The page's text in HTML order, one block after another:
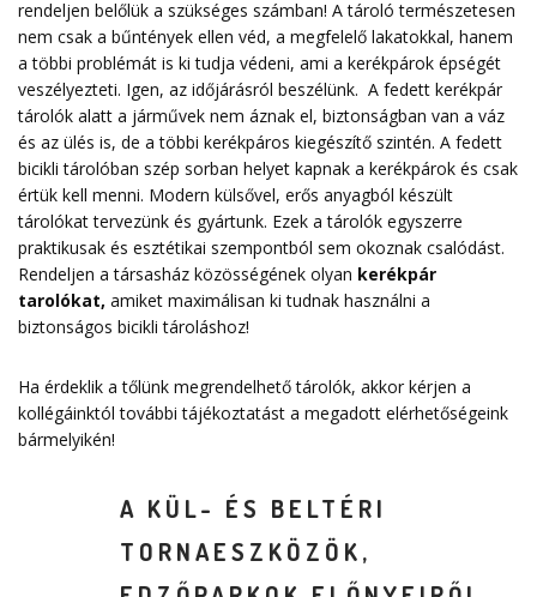
rendeljen belőlük a szükséges számban! A tároló természetesen
nem csak a bűntények ellen véd, a megfelelő lakatokkal, hanem
a többi problémát is ki tudja védeni, ami a kerékpárok épségét
veszélyezteti. Igen, az időjárásról beszélünk. A fedett kerékpár
tárolók alatt a járművek nem áznak el, biztonságban van a váz
és az ülés is, de a többi kerékpáros kiegészítő szintén. A fedett
bicikli tárolóban szép sorban helyet kapnak a kerékpárok és csak
értük kell menni. Modern külsővel, erős anyagból készült
tárolókat tervezünk és gyártunk. Ezek a tárolók egyszerre
praktikusak és esztétikai szempontból sem okoznak csalódást.
Rendeljen a társasház közösségének olyan kerékpár
tarolókat, amiket maximálisan ki tudnak használni a
biztonságos bicikli tároláshoz!
Ha érdeklik a tőlünk megrendelhető tárolók, akkor kérjen a
kollégáinktól további tájékoztatást a megadott elérhetőségeink
bármelyikén!
A KÜL- ÉS BELTÉRI
TORNAESZKÖZÖK,